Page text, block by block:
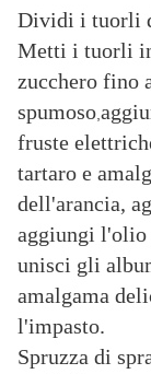
Dividi i tuorli
Metti i tuorli
zucchero fino
spumoso
fruste
tartaro e
dell'arancia,
aggiungi l'olio
unisci gli
amalgama
l'impasto.
Spruzza di